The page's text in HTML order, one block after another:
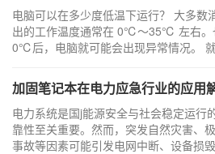
电脑可以在多少度低温下运行？ 大多数
出的工作温度通常在 0℃～35℃ 左右。
0℃后，电脑就可能会出现异常情况。
加固笔记本在电力应急行业的应用
电力系统是国j能源安全与社会稳定运行
靠性至关重要。然而，突发自然灾害、
事故等因素可能引发电网中断、设备损